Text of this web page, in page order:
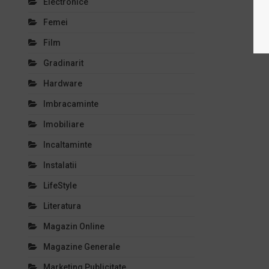
Femei
Film
Gradinarit
Hardware
Imbracaminte
Imobiliare
Incaltaminte
Instalatii
LifeStyle
Literatura
Magazin Online
Magazine Generale